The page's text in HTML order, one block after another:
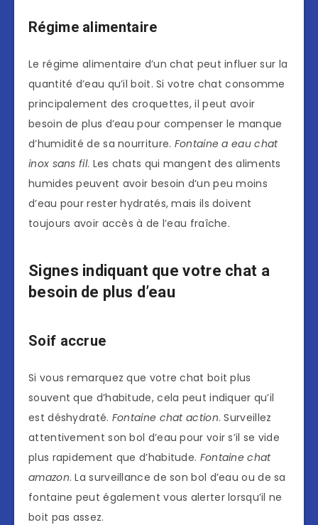
Régime alimentaire
Le régime alimentaire d’un chat peut influer sur la
quantité d’eau qu’il boit. Si votre chat consomme
principalement des croquettes, il peut avoir
besoin de plus d’eau pour compenser le manque
d’humidité de sa nourriture. Fontaine a eau chat
inox sans fil. Les chats qui mangent des aliments
humides peuvent avoir besoin d’un peu moins
d’eau pour rester hydratés, mais ils doivent
toujours avoir accès à de l’eau fraîche.
Signes indiquant que votre chat a
besoin de plus d’eau
Soif accrue
Si vous remarquez que votre chat boit plus
souvent que d’habitude, cela peut indiquer qu’il
est déshydraté. Fontaine chat action. Surveillez
attentivement son bol d’eau pour voir s’il se vide
plus rapidement que d’habitude. Fontaine chat
amazon. La surveillance de son bol d’eau ou de sa
fontaine peut également vous alerter lorsqu’il ne
boit pas assez.